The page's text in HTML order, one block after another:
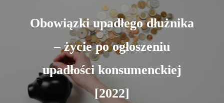
Obowiązki upadłego dłużnika
– życie po ogłoszeniu
upadłości konsumenckiej
[2022]